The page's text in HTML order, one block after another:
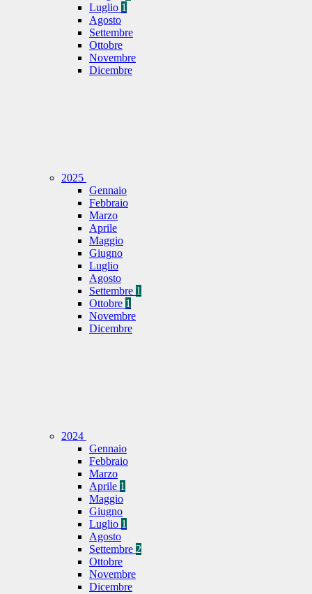
Luglio 1
Agosto
Settembre
Ottobre
Novembre
Dicembre
2025
Gennaio
Febbraio
Marzo
Aprile
Maggio
Giugno
Luglio
Agosto
Settembre 1
Ottobre 1
Novembre
Dicembre
2024
Gennaio
Febbraio
Marzo
Aprile 1
Maggio
Giugno
Luglio 1
Agosto
Settembre 2
Ottobre
Novembre
Dicembre